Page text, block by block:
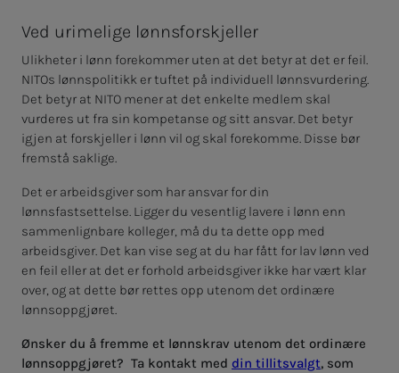
Ved urimelige lønnsforskjeller
Ulikheter i lønn forekommer uten at det betyr at det er feil.
NITOs lønnspolitikk er tuftet på individuell lønnsvurdering.
Det betyr at NITO mener at det enkelte medlem skal
vurderes ut fra sin kompetanse og sitt ansvar. Det betyr
igjen at forskjeller i lønn vil og skal forekomme. Disse bør
fremstå saklige.
Det er arbeidsgiver som har ansvar for din
lønnsfastsettelse. Ligger du vesentlig lavere i lønn enn
sammenlignbare kolleger, må du ta dette opp med
arbeidsgiver. Det kan vise seg at du har fått for lav lønn ved
en feil eller at det er forhold arbeidsgiver ikke har vært klar
over, og at dette bør rettes opp utenom det ordinære
lønnsoppgjøret.
Ønsker du å fremme et lønnskrav utenom det ordinære
lønnsoppgjøret? Ta kontakt med din tillitsvalgt, som